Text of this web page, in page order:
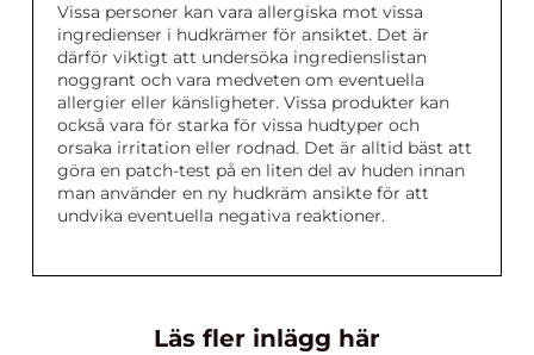
Vissa personer kan vara allergiska mot vissa
ingredienser i hudkrämer för ansiktet. Det är
därför viktigt att undersöka ingredienslistan
noggrant och vara medveten om eventuella
allergier eller känsligheter. Vissa produkter kan
också vara för starka för vissa hudtyper och
orsaka irritation eller rodnad. Det är alltid bäst att
göra en patch-test på en liten del av huden innan
man använder en ny hudkräm ansikte för att
undvika eventuella negativa reaktioner.
Läs fler inlägg här